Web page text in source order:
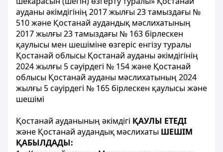
ауданы әкімдігінің 2017 жылғы 23 тамыздағы №
510 және Қостанай аудандық мәслихатының
2017 жылғы 23 тамыздағы № 163 бірлескен
қаулысы мен шешіміне өзгеріс енгізу туралы
Қостанай облысы Қостанай ауданы әкімдігінің
2024 жылғы 5 сәуірдегі № 154 және Қостанай
облысы Қостанай ауданы мәслихатының 2024
жылғы 5 сәуірдегі № 165 бірлескен қаулысы және
шешімі
Қостанай ауданының әкімдігі ҚАУЛЫ ЕТЕДІ
және Қостанай аудандық мәслихаты ШЕШІМ
ҚАБЫЛДАДЫ: